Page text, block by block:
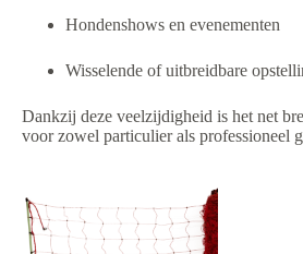
Hondenshows en evenementen
Wisselende of uitbreidbare
Dankzij deze veelzijdigheid is het net
voor zowel particulier als professioneel